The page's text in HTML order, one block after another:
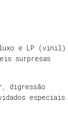
e LP (vinil).
surpresas
, digressão
especiais.